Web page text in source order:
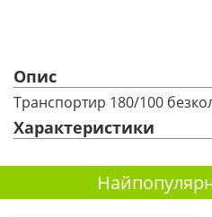
Опис
Транспортир 180/100
Характеристики